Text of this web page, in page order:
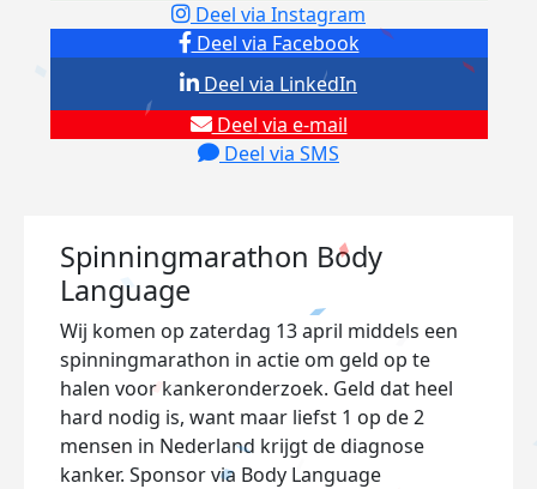
Deel via Facebook
Deel via Instagram
Deel via e-mail
Deel via SMS
Deel via LinkedIn
Spinningmarathon Body
Language
Wij komen op zaterdag 13 april middels een
spinningmarathon in actie om geld op te
halen voor kankeronderzoek. Geld dat heel
hard nodig is, want maar liefst 1 op de 2
mensen in Nederland krijgt de diagnose
kanker. Sponsor via Body Language